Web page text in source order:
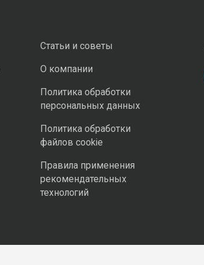
Статьи и советы
О компании
Политика обработки
персональных данных
Политика обработки
файлов cookie
Правила применения
рекомендательных
технологий